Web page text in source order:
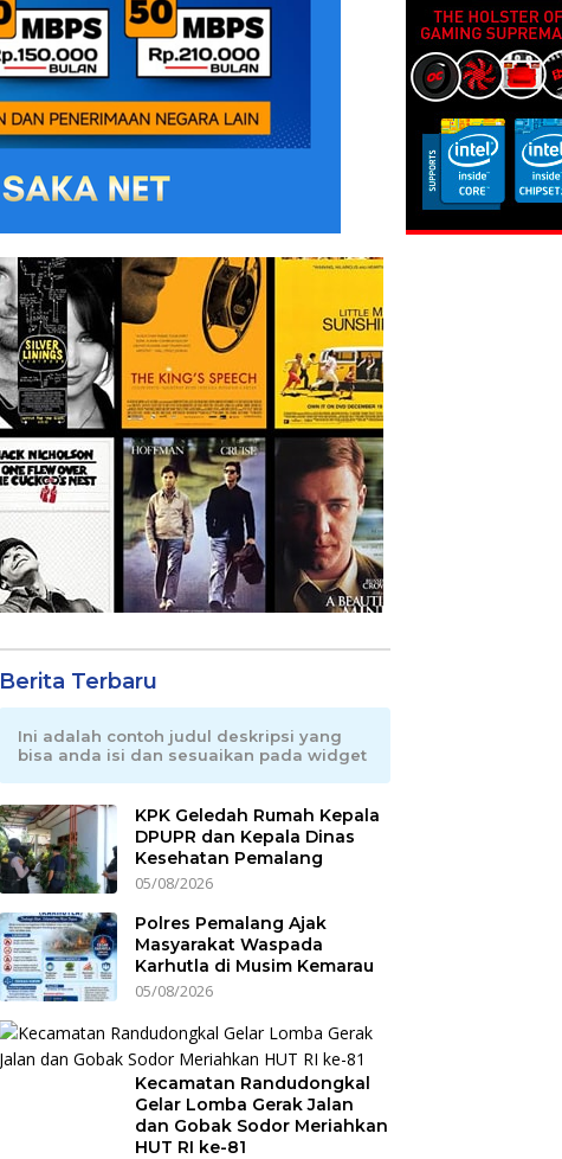
Berita Terbaru
Ini adalah contoh judul deskripsi yang
bisa anda isi dan sesuaikan pada widget
KPK Geledah Rumah Kepala
DPUPR dan Kepala Dinas
Kesehatan Pemalang
05/08/2026
Polres Pemalang Ajak
Masyarakat Waspada
Karhutla di Musim Kemarau
05/08/2026
Kecamatan Randudongkal
Gelar Lomba Gerak Jalan
dan Gobak Sodor Meriahkan
HUT RI ke-81